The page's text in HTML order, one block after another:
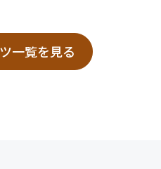
一覧を見る